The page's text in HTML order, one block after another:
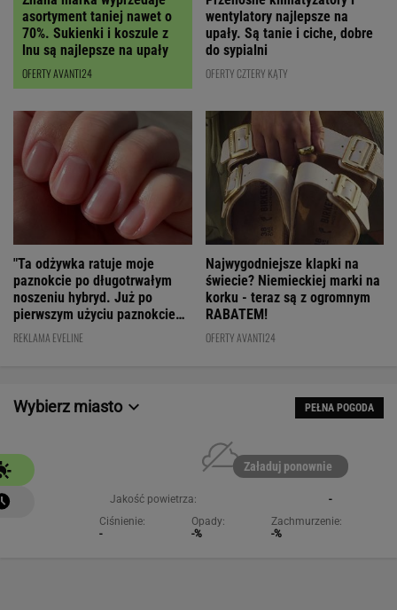
asortyment taniej nawet o
70%. Sukienki i koszule z
lnu są najlepsze na upały
OFERTY AVANTI24
wentylatory najlepsze na
upały. Są tanie i ciche, dobre
do sypialni
OFERTY CZTERY KĄTY
"Ta odżywka ratuje moje
paznokcie po długotrwałym
noszeniu hybryd. Już po
pierwszym użyciu paznokcie
są utwardzone"
REKLAMA EVELINE
Najwygodniejsze klapki na
świecie? Niemieckiej marki na
korku - teraz są z ogromnym
RABATEM!
OFERTY AVANTI24
Wybierz miasto PEŁNA POGODA
Załaduj ponownie
Jakość powietrza:
-
Ciśnienie:
-
Opady:
-%
Zachmurzenie:
-%